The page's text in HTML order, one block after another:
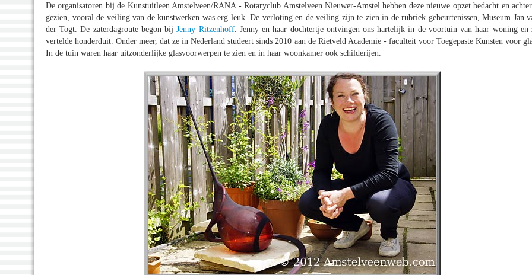
De organisatoren bij de Kunstuitleen Amstelveen/RANA - Rotaryclub Amstelveen Nieuwer-Amstel hebben deze nieuwe opzet bedacht en
gezien, vooral de veiling van de kunstwerken was erg leuk. De verloting en de veiling zijn te zien in de rubriek gebeurtenissen, Museum Jan
der Togt. De zaterdagroute begon bijJenny Ritzenhoff. Jenny en haar dochtertje ontvingen ons hartelijk in de voortuin van haar woning en
vertelde honderduit. Onder meer, dat ze in Nederland studeert sinds 2010 aan de Rietveld Academie - faculteit voor Toegepaste Kunsten voor
In de tuin waren haar uitzonderlijke glasvoorwerpen te zien en in haar woonkamer ook schilderijen.